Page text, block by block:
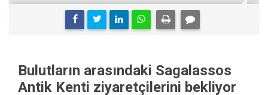
Bulutların arasındaki Sagalassos
Antik Kenti ziyaretçilerini bekliyor